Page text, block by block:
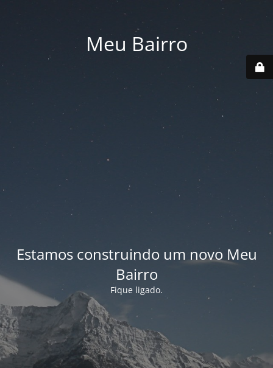
Meu Bairro
Estamos construindo um novo Meu
Bairro
Fique ligado.